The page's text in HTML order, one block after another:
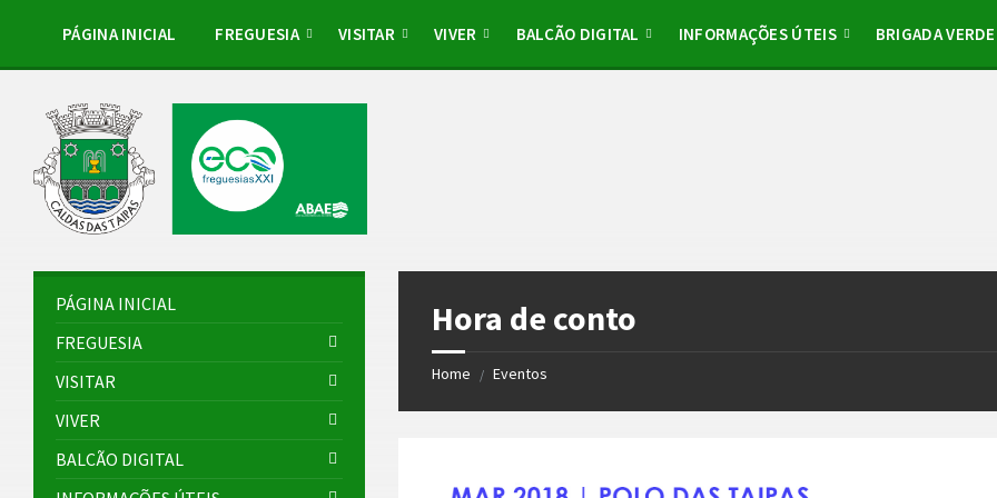
sidebar
PÁGINA INICIAL FREGUESIA VISITAR VIVER BALCÃO DIGITAL INFORMAÇÕES ÚTEIS BRIGADA VERDE
Hora de conto
Home / Eventos
PÁGINA INICIAL
FREGUESIA
VISITAR
VIVER
BALCÃO DIGITAL